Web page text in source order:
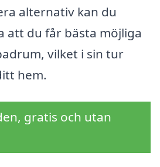
alternativ kan du
att du får bästa möjliga
vilket i sin tur
hem.
gratis och utan